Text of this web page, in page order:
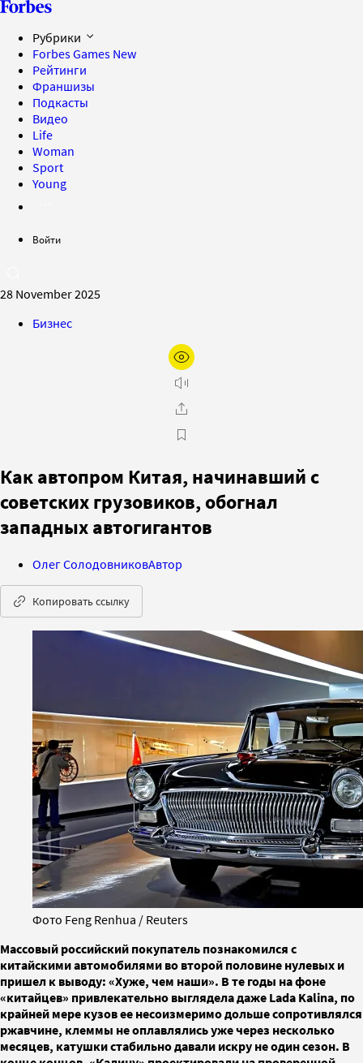
Рубрики
Forbes Games New
Рейтинги
Франшизы
Подкасты
Видео
Life
Woman
Sport
Young
Войти
28 November 2025
Бизнес
Как автопром Китая, начинавший с
советских грузовиков, обогнал
западных автогигантов
Олег СолодовниковАвтор
Копировать ссылку
Фото Feng Renhua / Reuters
Массовый российский покупатель познакомился с
китайскими автомобилями во второй половине нулевых и
пришел к выводу: «Хуже, чем наши». В те годы на фоне
«китайцев» привлекательно выглядела даже Lada Kalina, по
крайней мере кузов ее несоизмеримо дольше сопротивлялся
ржавчине, клеммы не оплавлялись уже через несколько
месяцев, катушки стабильно давали искру не один сезон. В